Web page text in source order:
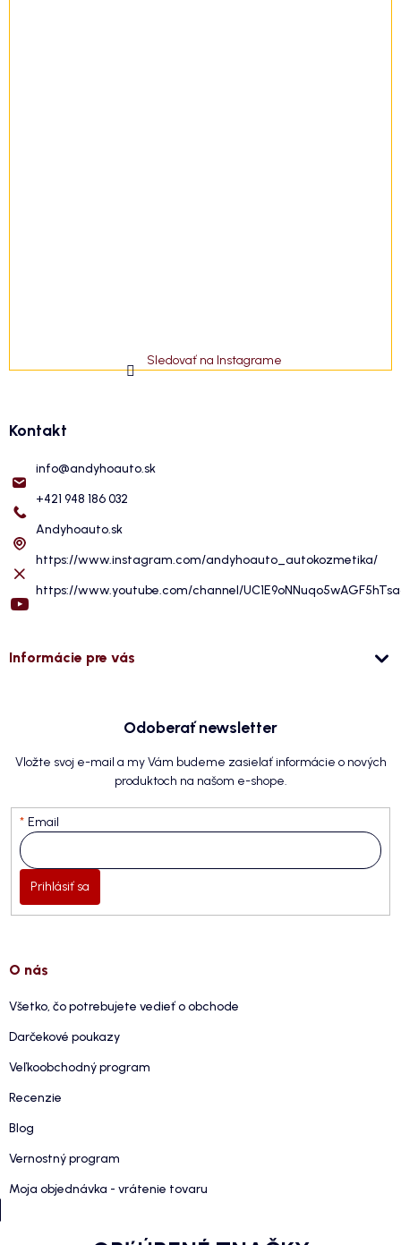
Sledovať na Instagrame
Kontakt
info@andyhoauto.sk
+421 948 186 032
Andyhoauto.sk
https://www.instagram.com/andyhoauto_autokozmetika/
https://www.youtube.com/channel/
Informácie pre vás
Odoberať newsletter
Vložte svoj e-mail a my Vám budeme zasielať informácie o nových
produktoch na našom e-shope.
Email
Prihlásiť sa
O nás
Všetko, čo potrebujete vedieť o obchode
Darčekové poukazy
Veľkoobchodný program
Recenzie
Blog
Vernostný program
Moja objednávka - vrátenie tovaru